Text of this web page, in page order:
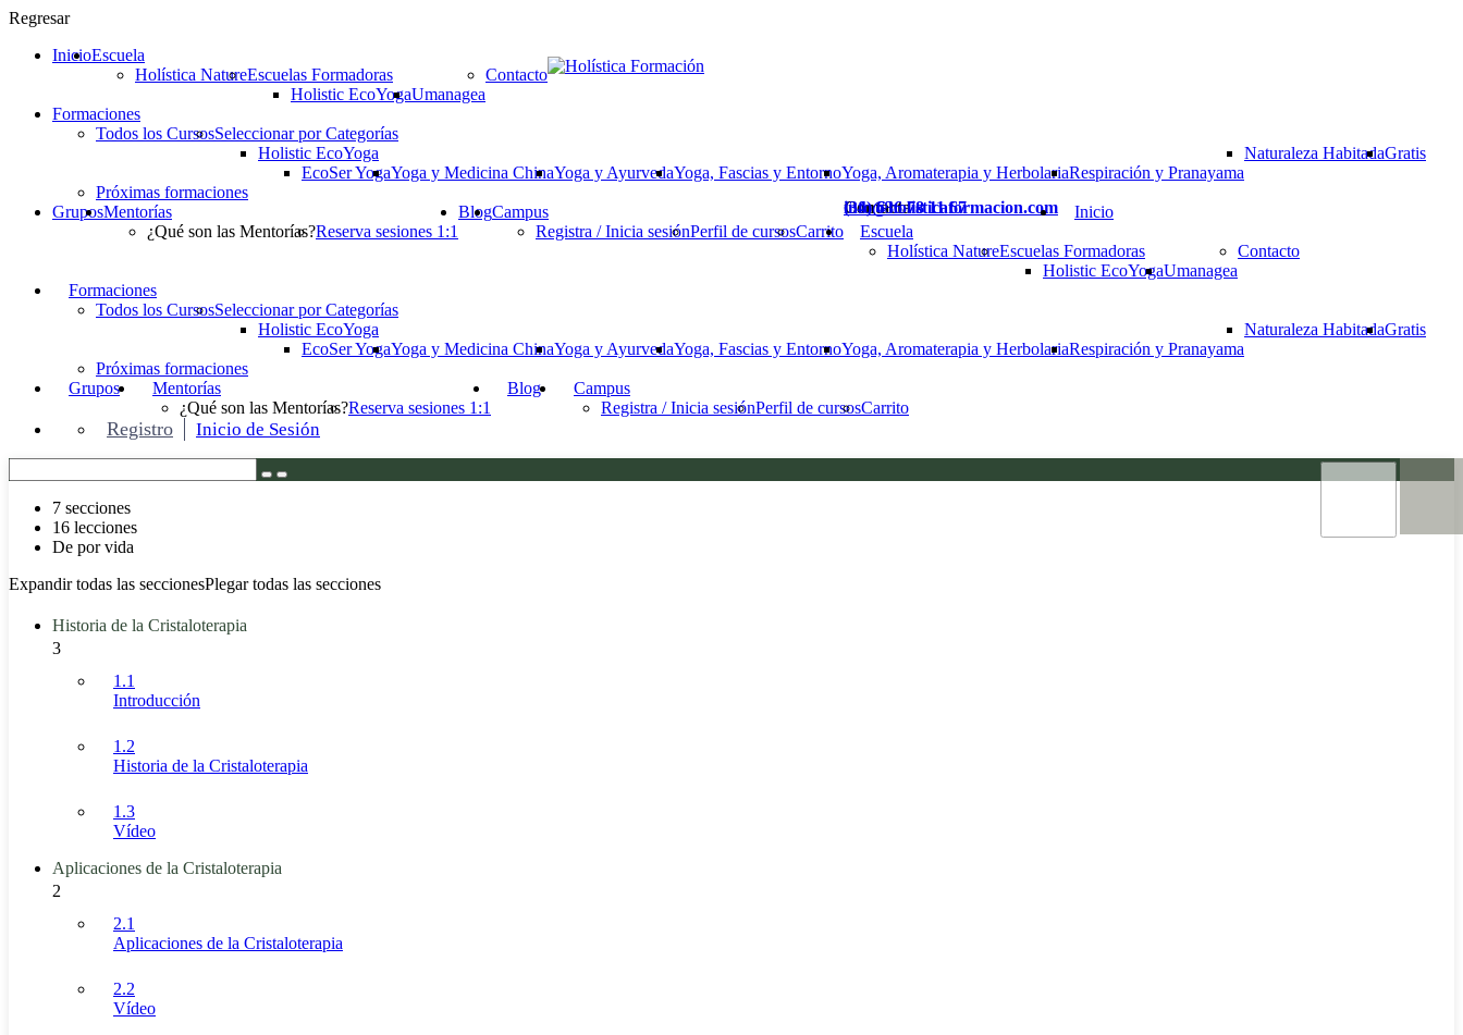
Regresar
InicioEscuela
Holística NatureEscuelas Formadoras
Holistic EcoYogaUmanagea
Contacto
Formaciones
Todos los CursosSeleccionar por Categorías
Holistic EcoYoga
EcoSer YogaYoga y Medicina ChinaYoga y AyurvedaYoga, Fascias y EntornoYoga, Aromaterapia y HerbolariaRespiración y Pranayama
Naturaleza HabitadaGratis
Próximas formaciones
GruposMentorías
¿Qué son las Mentorías?Reserva sesiones 1:1
BlogCampus
Registra / Inicia sesiónPerfil de cursosCarrito
Contacta
(34) 636 78 11 67
info@holisticaformacion.com
Inicio
Escuela
Holística NatureEscuelas Formadoras
Holistic EcoYogaUmanagea
Contacto
Formaciones
Todos los CursosSeleccionar por Categorías
Holistic EcoYoga
EcoSer YogaYoga y Medicina ChinaYoga y AyurvedaYoga, Fascias y EntornoYoga, Aromaterapia y HerbolariaRespiración y Pranayama
Naturaleza HabitadaGratis
Próximas formaciones
Grupos
Mentorías
¿Qué son las Mentorías?Reserva sesiones 1:1
Blog
Campus
Registra / Inicia sesiónPerfil de cursosCarrito
Registro Inicio de Sesión
7 secciones
16 lecciones
De por vida
Expandir todas las seccionesPlegar todas las secciones
Historia de la Cristaloterapia
3
1.1
Introducción
1.2
Historia de la Cristaloterapia
1.3
Vídeo
Aplicaciones de la Cristaloterapia
2
2.1
Aplicaciones de la Cristaloterapia
2.2
Vídeo